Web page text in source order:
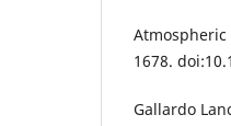
Atmospheric
1678.
Gallardo